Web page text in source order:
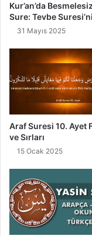
Kur’an’da
Sure: Tevbe
31 Mayıs 2025
Araf Suresi 10. Ayet
ve Sırları
15 Ocak 2025